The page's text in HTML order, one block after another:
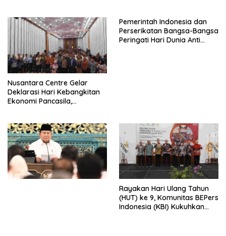
Siapapun
Nusantara Centre Gelar
Deklarasi Hari Kebangkitan
Ekonomi Pancasila,
Penjajahan (Pergolakan
Ekonomi Politik Indonesia) &
Simposium Nasional “Urgensi
Undang-Undang
Perekonomian Nasional dan
Kesejahteraan Sosial dalam
Pemerintah Indonesia dan
Perserikatan Bangsa-Bangsa
Peringati Hari Dunia Anti
Rayakan Hari Ulang Tahun
(HUT) ke 9, Komunitas BEPers
Indonesia (KBI) Kukuhkan